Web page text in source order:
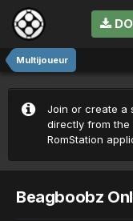
Multijoueur
Join or create a
directly from the
RomStation
Beagboobz